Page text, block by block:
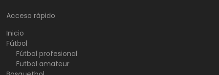
Acceso rápido
Inicio
Fútbol
Fútbol profesional
Futbol amateur